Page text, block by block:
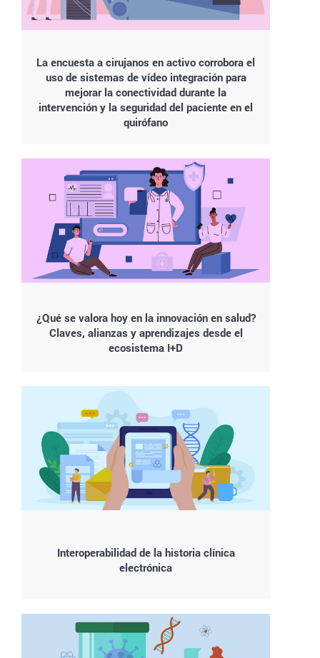
La encuesta a cirujanos en activo corrobora el
uso de sistemas de vídeo integración para
mejorar la conectividad durante la
intervención y la seguridad del paciente en el
quirófano
¿Qué se valora hoy en la innovación en salud?
Claves, alianzas y aprendizajes desde el
ecosistema I+D
Interoperabilidad de la historia clínica
electrónica